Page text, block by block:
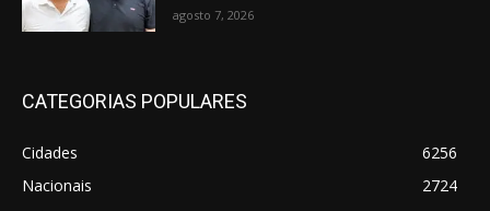
agosto 7, 2026
CATEGORIAS POPULARES
Cidades
6256
Nacionais
2724